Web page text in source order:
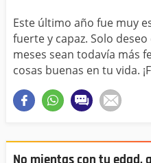
Este último año fue muy
fuerte y capaz. Solo
meses sean todavía más
cosas buenas en tu vida.